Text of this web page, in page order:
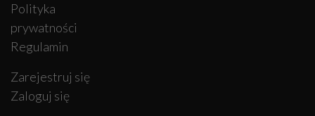
Polityka
prywatności
Regulamin
Zarejestruj się
Zaloguj się